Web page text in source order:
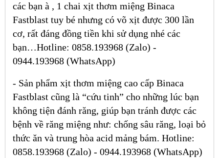
các bạn à , 1 chai xịt thơm miệng Binaca
Fastblast tuy bé nhưng có võ xịt được 300 lần
cơ, rất đáng đồng tiền khi sử dụng nhé các
bạn…Hotline: 0858.193968 (Zalo) -
0944.193968 (WhatsApp)
- Sản phẩm xịt thơm miệng cao cấp Binaca
Fastblast cũng là “cứu tinh” cho những lúc bạn
không tiện đánh răng, giúp bạn tránh được các
bệnh về răng miệng như: chống sâu răng, loại bỏ
thức ăn và trung hòa acid mảng bám. Hotline:
0858.193968 (Zalo) - 0944.193968 (WhatsApp)